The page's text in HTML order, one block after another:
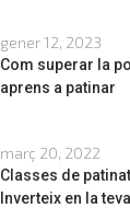
gener 12, 2023
Com superar la
aprens a patinar
març 20, 2022
Classes de
Inverteix en la